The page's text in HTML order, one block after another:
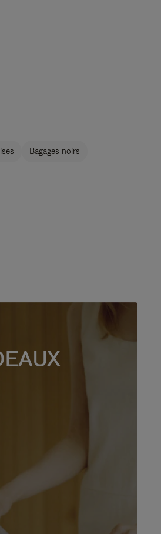
Bagages noirs